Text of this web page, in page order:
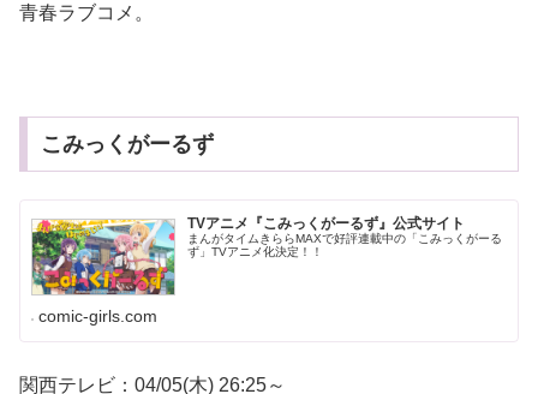
青春ラブコメ。
こみっくがーるず
TVアニメ『こみっくがーるず』公式サイト
まんがタイムきららMAXで好評連載中の「こみっくがーる
ず」TVアニメ化決定！！
comic-girls.com
関西テレビ：04/05(木) 26:25～